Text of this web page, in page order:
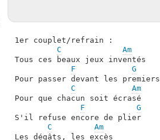
1er couplet/refrain :
C
Am
Tous ces beaux jeux inventés
F
G
Pour passer devant les premiers
C
Am
Pour que chacun soit écrasé
F
G
S'il refuse encore de plier
C
Am
Les dégâts, les excès